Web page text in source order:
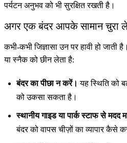
पर्यटन अनुभव को भी सुरक्षित रखती है।
अगर एक बंदर आपके सामान चुरा
कभी-कभी जिज्ञासा उन पर हावी हो
या स्नैक को छीन लेता है:
बंदर का पीछा न करें। यह स्थिति को
को उकसा सकता है।
स्थानीय गाइड या पार्क स्टाफ से मदद
बंदर को वापस चीज़ों का व्यापार कैसे